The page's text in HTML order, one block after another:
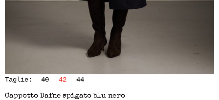
Taglie: 40 42 44
Cappotto Dafne spigato blu nero